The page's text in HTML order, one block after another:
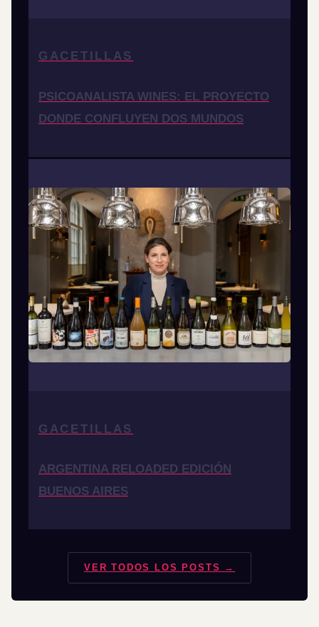
GACETILLAS
PSICOANALISTA WINES: EL PROYECTO
DONDE CONFLUYEN DOS MUNDOS
GACETILLAS
ARGENTINA RELOADED EDICIÓN
BUENOS AIRES
VER TODOS LOS POSTS →